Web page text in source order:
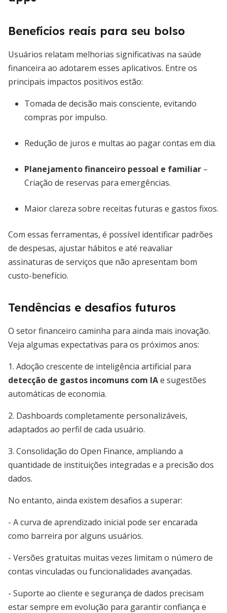
Benefícios reais para seu bolso
Usuários relatam melhorias significativas na saúde
financeira ao adotarem esses aplicativos. Entre os
principais impactos positivos estão:
Tomada de decisão mais consciente, evitando
compras por impulso.
Redução de juros e multas ao pagar contas em dia.
Planejamento financeiro pessoal e familiar –
Criação de reservas para emergências.
Maior clareza sobre receitas futuras e gastos fixos.
Com essas ferramentas, é possível identificar padrões
de despesas, ajustar hábitos e até reavaliar
assinaturas de serviços que não apresentam bom
custo-benefício.
Tendências e desafios futuros
O setor financeiro caminha para ainda mais inovação.
Veja algumas expectativas para os próximos anos:
1. Adoção crescente de inteligência artificial para
detecção de gastos incomuns com IAe sugestões
automáticas de economia.
2. Dashboards completamente personalizáveis,
adaptados ao perfil de cada usuário.
3. Consolidação do Open Finance, ampliando a
quantidade de instituições integradas e a precisão dos
dados.
No entanto, ainda existem desafios a superar:
- A curva de aprendizado inicial pode ser encarada
como barreira por alguns usuários.
- Versões gratuitas muitas vezes limitam o número de
contas vinculadas ou funcionalidades avançadas.
- Suporte ao cliente e segurança de dados precisam
estar sempre em evolução para garantir confiança e